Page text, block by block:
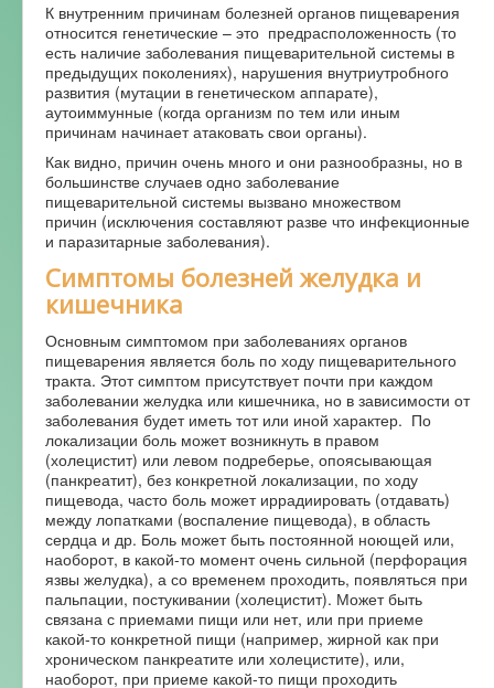
К внутренним причинам болезней органов пищеварения
относится генетические – это предрасположенность (то
есть наличие заболевания пищеварительной системы в
предыдущих поколениях), нарушения внутриутробного
развития (мутации в генетическом аппарате),
аутоиммунные (когда организм по тем или иным
причинам начинает атаковать свои органы).
Как видно, причин очень много и они разнообразны, но в
большинстве случаев одно заболевание
пищеварительной системы вызвано множеством
причин (исключения составляют разве что инфекционные
и паразитарные заболевания).
Симптомы болезней желудка и
кишечника
Основным симптомом при заболеваниях органов
пищеварения является боль по ходу пищеварительного
тракта. Этот симптом присутствует почти при каждом
заболевании желудка или кишечника, но в зависимости от
заболевания будет иметь тот или иной характер. По
локализации боль может возникнуть в правом
(холецистит) или левом подреберье, опоясывающая
(панкреатит), без конкретной локализации, по ходу
пищевода, часто боль может иррадиировать (отдавать)
между лопатками (воспаление пищевода), в область
сердца и др. Боль может быть постоянной ноющей или,
наоборот, в какой-то момент очень сильной (перфорация
язвы желудка), а со временем проходить, появляться при
пальпации, постукивании (холецистит). Может быть
связана с приемами пищи или нет, или при приеме
какой-то конкретной пищи (например, жирной как при
хроническом панкреатите или холецистите), или,
наоборот, при приеме какой-то пищи проходить